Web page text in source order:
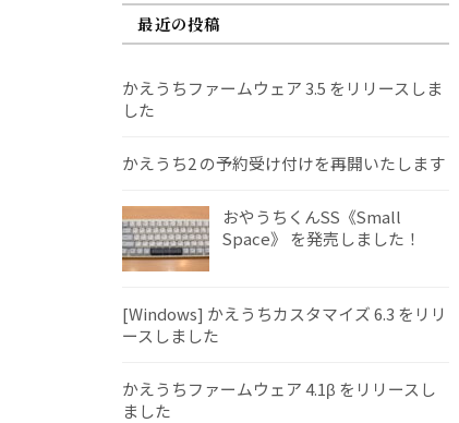
最近の投稿
かえうちファームウェア 3.5 をリリースしま
した
かえうち2 の予約受け付けを再開いたします
おやうちくんSS《Small
Space》 を発売しました！
[Windows] かえうちカスタマイズ 6.3 をリリ
ースしました
かえうちファームウェア 4.1β をリリースし
ました